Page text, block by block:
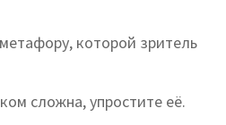
которой зритель
сложна, упростите её.